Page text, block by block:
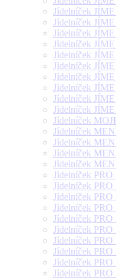
Jídelníček
Jídelníček
Jídelníček
Jídelníček
Jídelníček
Jídelníček
Jídelníček
Jídelníček
Jídelníček
Jídelníček
Jídelníček
Jídelníček
Jídelníček
Jídelníček
Jídelníček
Jídelníček
Jídelníček
Jídelníček
Jídelníček
Jídelníček
Jídelníček
Jídelníček
Jídelníček
Jídelníček
Jídelníček